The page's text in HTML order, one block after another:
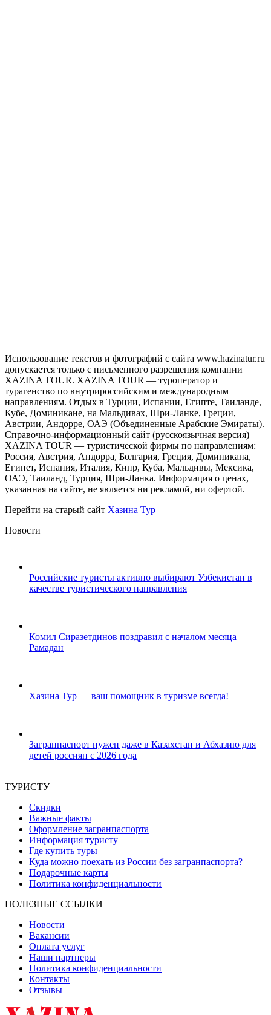
Использование текстов и фотографий с сайта www.hazinatur.ru
допускается только с письменного разрешения компании
XAZINA TOUR. XAZINA TOUR — туроператор и
турагенство по внутрироссийским и международным
направлениям. Отдых в Турции, Испании, Египте, Таиланде,
Кубе, Доминикане, на Мальдивах, Шри-Ланке, Греции,
Австрии, Андорре, ОАЭ (Объединенные Арабские Эмираты).
Справочно-информационный сайт (русскоязычная версия)
XAZINA TOUR — туристической фирмы по направлениям:
Россия, Австрия, Андорра, Болгария, Греция, Доминикана,
Египет, Испания, Италия, Кипр, Куба, Мальдивы, Мексика,
ОАЭ, Таиланд, Турция, Шри-Ланка. Информация о ценах,
указанная на сайте, не является ни рекламой, ни офертой.
Перейти на старый сайт Хазина Тур
Новости
Российские туристы активно выбирают Узбекистан в
качестве туристического направления
Комил Сиразетдинов поздравил с началом месяца
Рамадан
Хазина Тур — ваш помощник в туризме всегда!
Загранпаспорт нужен даже в Казахстан и Абхазию для
детей россиян с 2026 года
ТУРИСТУ
Скидки
Важные факты
Оформление загранпаспорта
Информация туристу
Где купить туры
Куда можно поехать из России без загранпаспорта?
Подарочные карты
Политика конфиденциальности
ПОЛЕЗНЫЕ ССЫЛКИ
Новости
Вакансии
Оплата услуг
Наши партнеры
Политика конфиденциальности
Контакты
Отзывы